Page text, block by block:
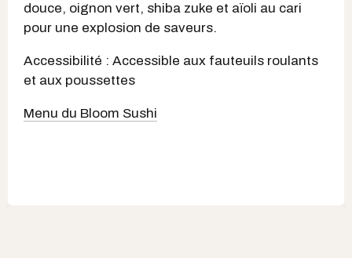
douce, oignon vert, shiba zuke et aïoli au cari
pour une explosion de saveurs.
Accessibilité : Accessible aux fauteuils roulants
et aux poussettes
Menu du Bloom Sushi